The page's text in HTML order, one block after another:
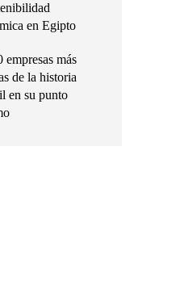
en Egipto
empresas más
de la historia
en su punto